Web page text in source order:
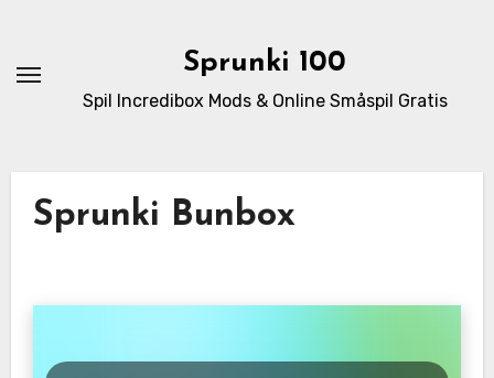
content
Sprunki 100
Spil Incredibox Mods & Online Småspil Gratis
Sprunki Bunbox